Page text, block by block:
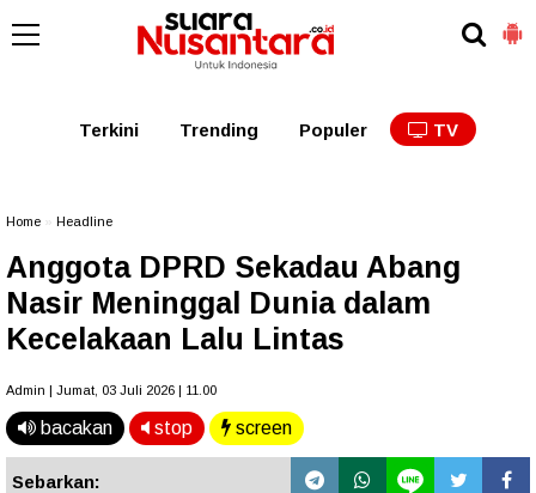
Kalbar Kalteng
Terkini Trending Populer TV
Home Headline
Anggota DPRD Sekadau Abang
Nasir Meninggal Dunia dalam
Kecelakaan Lalu Lintas
Admin | Jumat, 03 Juli 2026 | 11.00
bacakan stop screen
Sebarkan: